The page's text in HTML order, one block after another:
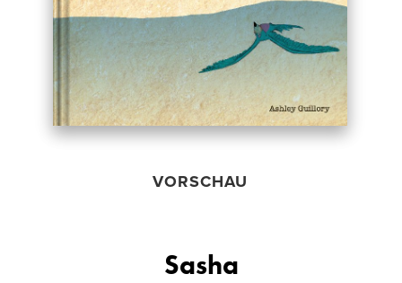
VORSCHAU
Sasha